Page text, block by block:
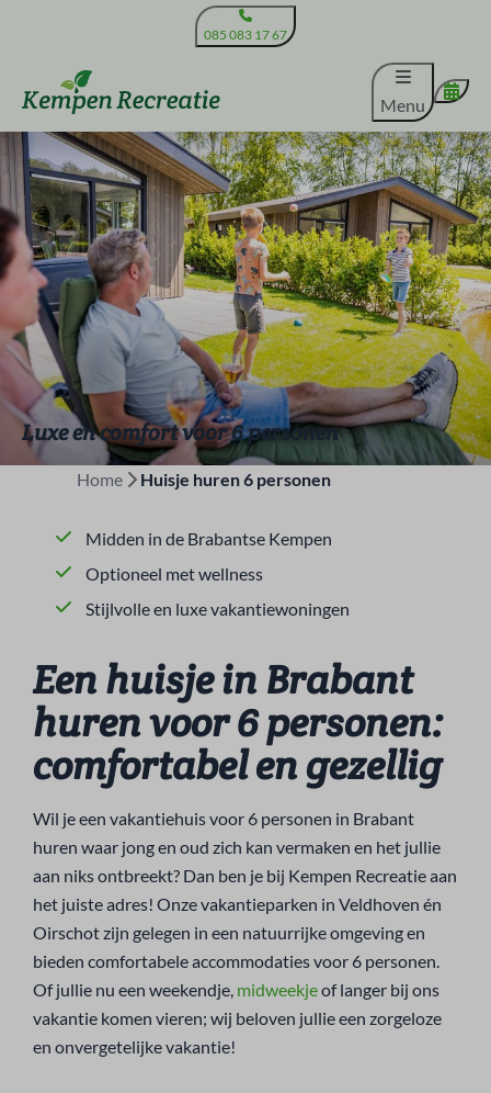
085 083 17 67
Menu
Luxe en comfort voor 6 personen
Home Huisje huren 6 personen
Midden in de Brabantse Kempen
Optioneel met wellness
Stijlvolle en luxe vakantiewoningen
Een huisje in Brabant
huren voor 6 personen:
comfortabel en gezellig
Wil je een vakantiehuis voor 6 personen in Brabant
huren waar jong en oud zich kan vermaken en het jullie
aan niks ontbreekt? Dan ben je bij Kempen Recreatie aan
het juiste adres! Onze vakantieparken in Veldhoven én
Oirschot zijn gelegen in een natuurrijke omgeving en
bieden comfortabele accommodaties voor 6 personen.
Of jullie nu een weekendje, midweekjeof langer bij ons
vakantie komen vieren; wij beloven jullie een zorgeloze
en onvergetelijke vakantie!